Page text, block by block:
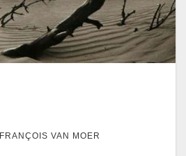
FRANÇOIS VAN MOER